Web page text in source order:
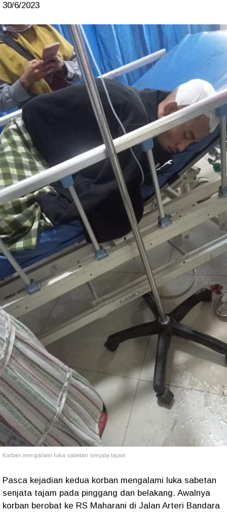
30/6/2023
Korban mengalami luka sabetan senjata tajam
Pasca kejadian kedua korban mengalami luka sabetan
senjata tajam pada pinggang dan belakang. Awalnya
korban berobat ke RS Maharani di Jalan Arteri Bandara